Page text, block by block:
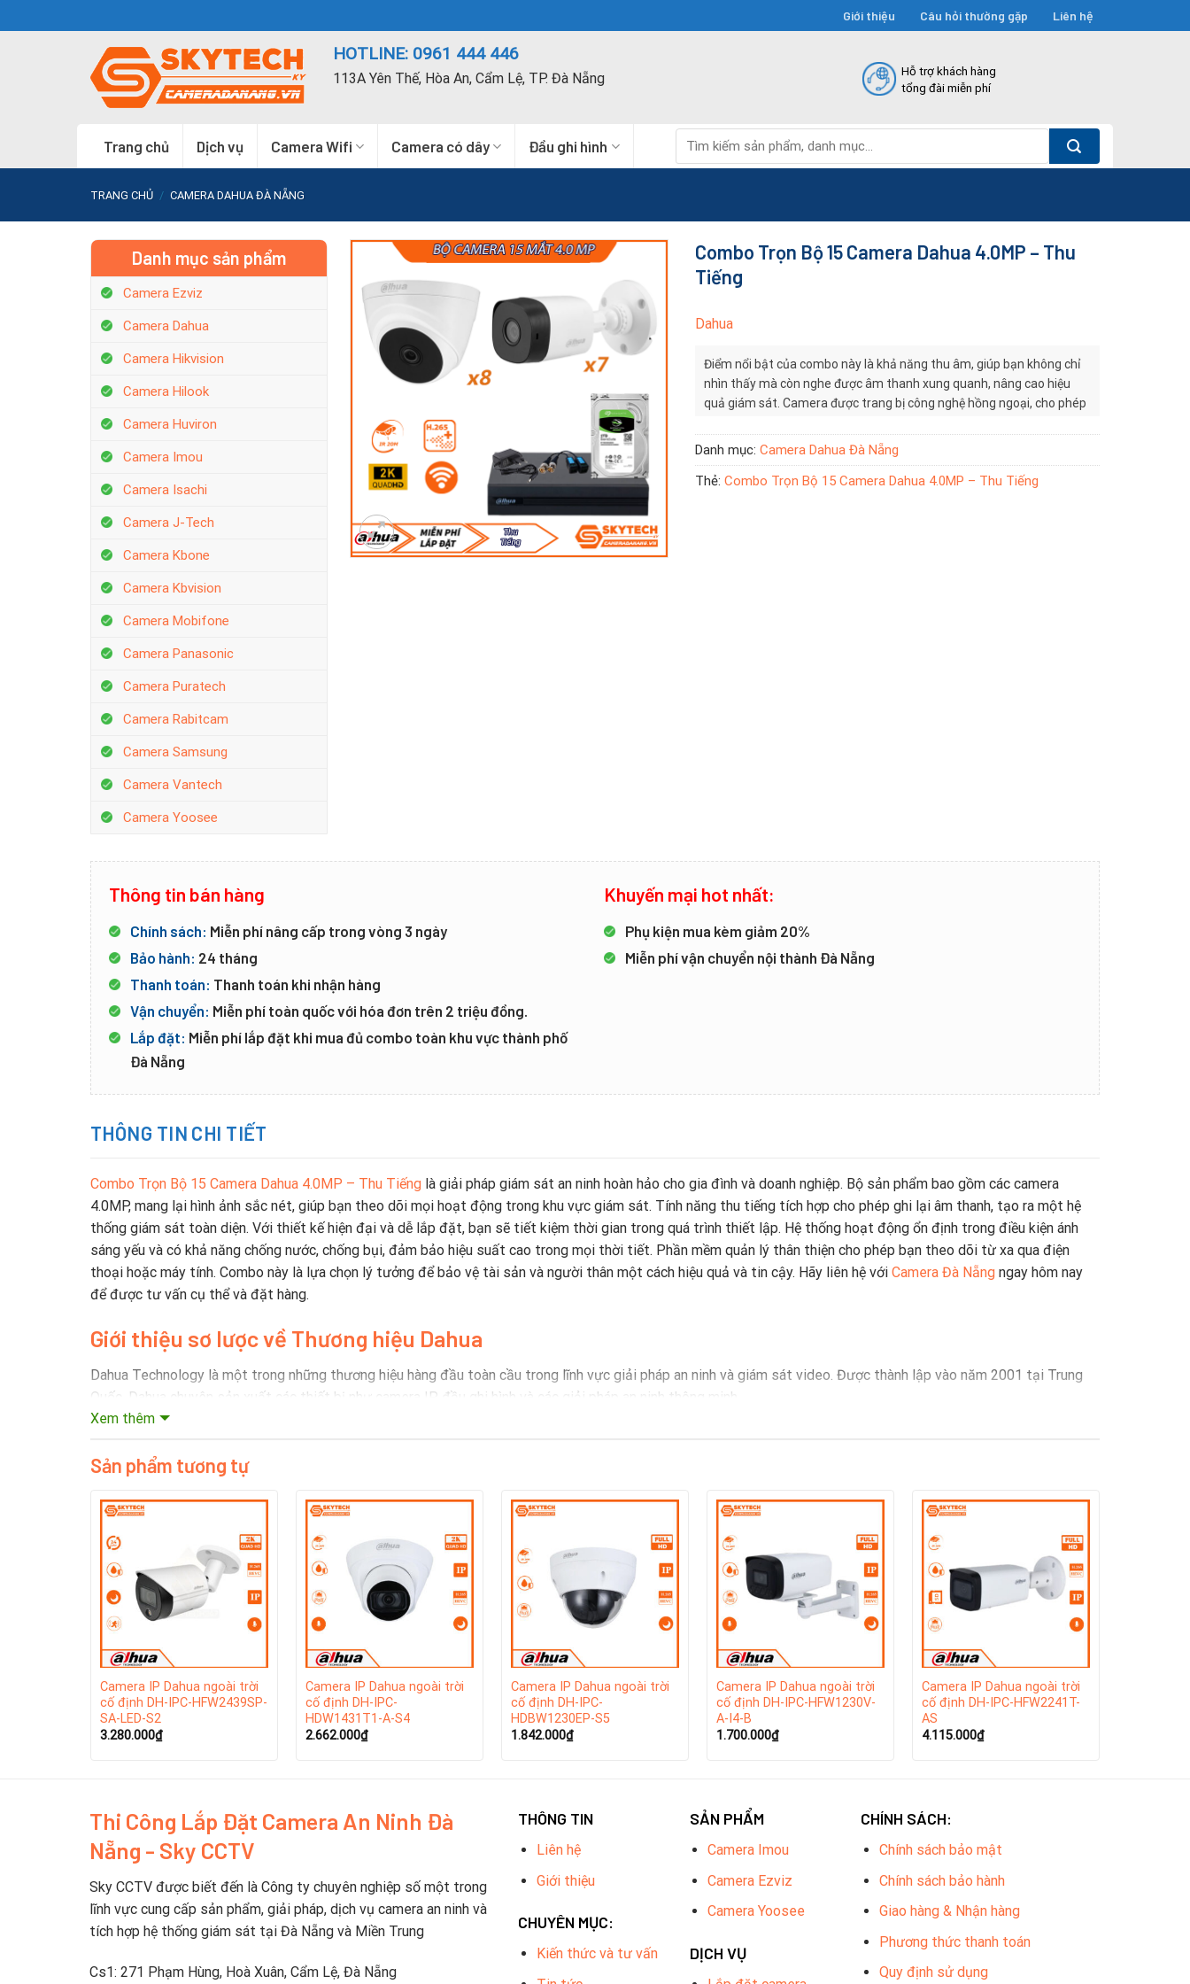
to
Giới thiệu Câu hỏi thường gặp Liên hệ
HOTLINE: 0961 444 446
113A Yên Thế, Hòa An, Cẩm Lệ, TP. Đà Nẵng
Hỗ trợ khách hàng
tổng đài miễn phí
Trang chủ Dịch vụ Camera Wifi Camera có dây Đầu ghi hình
kiếm:
TRANG CHỦ / CAMERA DAHUA ĐÀ NẴNG
Combo Trọn Bộ 15 Camera Dahua 4.0MP – Thu
Tiếng
Dahua
Điểm nổi bật của combo này là khả năng thu âm, giúp bạn không chỉ
nhìn thấy mà còn nghe được âm thanh xung quanh, nâng cao hiệu
quả giám sát. Camera được trang bị công nghệ hồng ngoại, cho phép
Danh mục: Camera Dahua Đà Nẵng
Thẻ: Combo Trọn Bộ 15 Camera Dahua 4.0MP – Thu Tiếng
Danh mục sản phẩm
Camera Ezviz
Camera Dahua
Camera Hikvision
Camera Hilook
Camera Huviron
Camera Imou
Camera Isachi
Camera J-Tech
Camera Kbone
Camera Kbvision
Camera Mobifone
Camera Panasonic
Camera Puratech
Camera Rabitcam
Camera Samsung
Camera Vantech
Camera Yoosee
Thông tin bán hàng
Chính sách: Miễn phí nâng cấp trong vòng 3 ngày
Bảo hành: 24 tháng
Thanh toán: Thanh toán khi nhận hàng
Vận chuyển: Miễn phí toàn quốc với hóa đơn trên 2 triệu đồng.
Lắp đặt: Miễn phí lắp đặt khi mua đủ combo toàn khu vực thành phố
Đà Nẵng
Khuyến mại hot nhất:
Phụ kiện mua kèm giảm 20%
Miễn phí vận chuyển nội thành Đà Nẵng
THÔNG TIN CHI TIẾT
Combo Trọn Bộ 15 Camera Dahua 4.0MP – Thu Tiếng là giải pháp giám sát an ninh hoàn hảo cho gia đình và doanh nghiệp. Bộ sản phẩm bao gồm các camera
4.0MP, mang lại hình ảnh sắc nét, giúp bạn theo dõi mọi hoạt động trong khu vực giám sát. Tính năng thu tiếng tích hợp cho phép ghi lại âm thanh, tạo ra một hệ
thống giám sát toàn diện. Với thiết kế hiện đại và dễ lắp đặt, bạn sẽ tiết kiệm thời gian trong quá trình thiết lập. Hệ thống hoạt động ổn định trong điều kiện ánh
sáng yếu và có khả năng chống nước, chống bụi, đảm bảo hiệu suất cao trong mọi thời tiết. Phần mềm quản lý thân thiện cho phép bạn theo dõi từ xa qua điện
thoại hoặc máy tính. Combo này là lựa chọn lý tưởng để bảo vệ tài sản và người thân một cách hiệu quả và tin cậy. Hãy liên hệ với Camera Đà Nẵng ngay hôm nay
để được tư vấn cụ thể và đặt hàng.
Giới thiệu sơ lược về Thương hiệu Dahua
Dahua Technology là một trong những thương hiệu hàng đầu toàn cầu trong lĩnh vực giải pháp an ninh và giám sát video. Được thành lập vào năm 2001 tại Trung
Quốc, Dahua chuyên sản xuất các thiết bị như camera IP, đầu ghi hình và các giải pháp an ninh thông minh.
Sản phẩm đa dạng: Dahua cung cấp nhiều loại sản phẩm từ camera giám sát đến đầu ghi hình và các giải pháp an ninh tích hợp.
Công nghệ tiên tiến
: Công ty liên tục đầu tư vào nghiên cứu và phát triển, mang đến công nghệ mới như AI, phân tích video thông minh và giải pháp đám mây.
Thị trường toàn cầu
: Dahua có mặt tại hơn 180 quốc gia và vùng lãnh thổ, phục vụ nhiều lĩnh vực như an ninh công cộng, giao thông và quản lý doanh nghiệp.
Chất lượng và độ tin cậy: Sản phẩm của Dahua được đánh giá cao về chất lượng và độ bền, thường được sử dụng trong các dự án lớn và quan trọng.
Hỗ trợ và dịch vụ khách hàng
: Dahua cung cấp dịch vụ hỗ trợ kỹ thuật và đào tạo cho khách hàng, giúp họ tối ưu hóa việc sử dụng sản phẩm.
Xem thêm
Sản phẩm tương tự
Camera IP Dahua ngoài trời
cố định DH-IPC-HFW2439SP-
SA-LED-S2
3.280.000₫
Camera IP Dahua ngoài trời
cố định DH-IPC-
HDW1431T1-A-S4
2.662.000₫
Camera IP Dahua ngoài trời
cố định DH-IPC-
HDBW1230EP-S5
1.842.000₫
Camera IP Dahua ngoài trời
cố định DH-IPC-HFW1230V-
A-I4-B
1.700.000₫
Camera IP Dahua ngoài trời
cố định DH-IPC-HFW2241T-
AS
4.115.000₫
Thi Công Lắp Đặt Camera An Ninh Đà
Nẵng - Sky CCTV
Sky CCTV được biết đến là Công ty chuyên nghiệp số một trong
lĩnh vực cung cấp sản phẩm, giải pháp, dịch vụ camera an ninh và
tích hợp hệ thống giám sát tại Đà Nẵng và Miền Trung
Cs1: 271 Phạm Hùng, Hoà Xuân, Cẩm Lệ, Đà Nẵng
THÔNG TIN
Liên hệ
Giới thiệu
CHUYÊN MỤC:
Kiến thức và tư vấn
SẢN PHẨM
Camera Imou
Camera Ezviz
Camera Yoosee
DỊCH VỤ
CHÍNH SÁCH:
Chính sách bảo mật
Chính sách bảo hành
Giao hàng & Nhận hàng
Phương thức thanh toán
Quy định sử dụng